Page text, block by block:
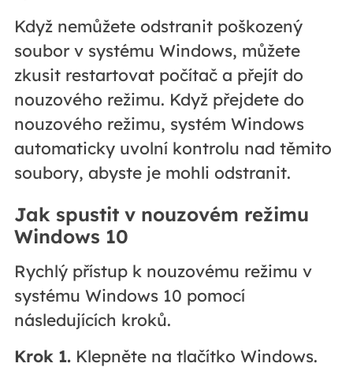
Když nemůžete odstranit poškozený
soubor v systému Windows, můžete
zkusit restartovat počítač a přejít do
nouzového režimu. Když přejdete do
nouzového režimu, systém Windows
automaticky uvolní kontrolu nad těmito
soubory, abyste je mohli odstranit.
Jak spustit v nouzovém režimu
Windows 10
Rychlý přístup k nouzovému režimu v
systému Windows 10 pomocí
následujících kroků.
Krok 1.Klepněte na tlačítko Windows.